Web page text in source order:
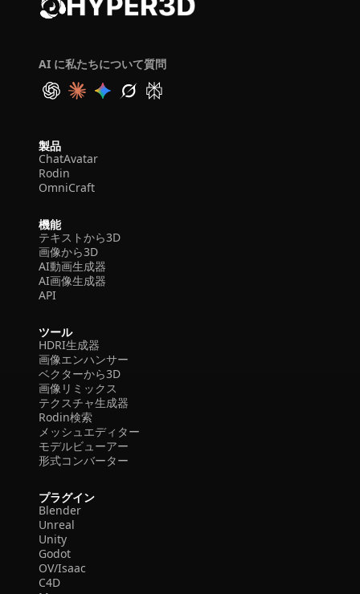
AI に私たちについて質問
製品
ChatAvatar
Rodin
OmniCraft
機能
テキストから3D
画像から3D
AI動画生成器
AI画像生成器
API
ツール
HDRI生成器
画像エンハンサー
ベクターから3D
画像リミックス
テクスチャ生成器
Rodin検索
メッシュエディター
モデルビューアー
形式コンバーター
プラグイン
Blender
Unreal
Unity
Godot
OV/Isaac
C4D